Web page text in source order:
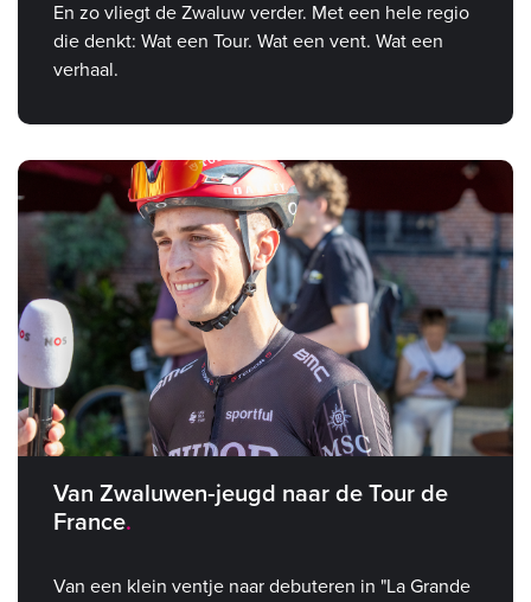
En zo vliegt de Zwaluw verder. Met een hele regio
die denkt: Wat een Tour. Wat een vent. Wat een
verhaal.
Van Zwaluwen‑jeugd naar de Tour de
France
Van een klein ventje naar debuteren in "La Grande